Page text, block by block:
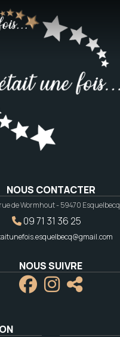
NOUS CONTACTER
de Wormhout - 59470 Esquelbecq
09 71 31 36 25
NOUS SUIVRE